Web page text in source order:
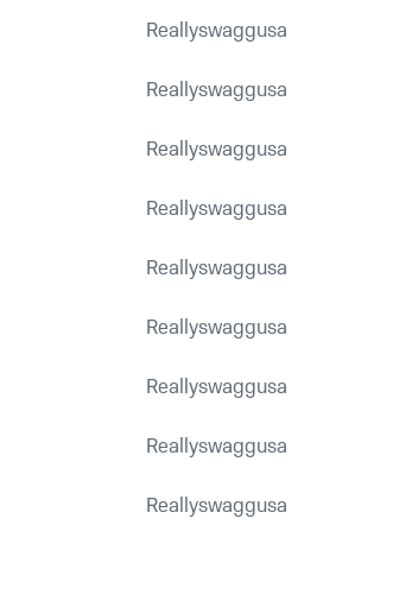
Reallyswaggusa
Reallyswaggusa
Reallyswaggusa
Reallyswaggusa
Reallyswaggusa
Reallyswaggusa
Reallyswaggusa
Reallyswaggusa
Reallyswaggusa